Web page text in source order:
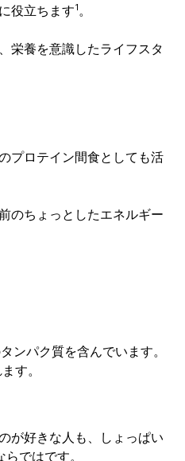
役立ちます1 。
栄養を意識したライフスタ
プロテイン間食としても活
のちょっとしたエネルギー
ンパク質を含んでいます。
す。
が好きな人も、しょっぱい
ではです。